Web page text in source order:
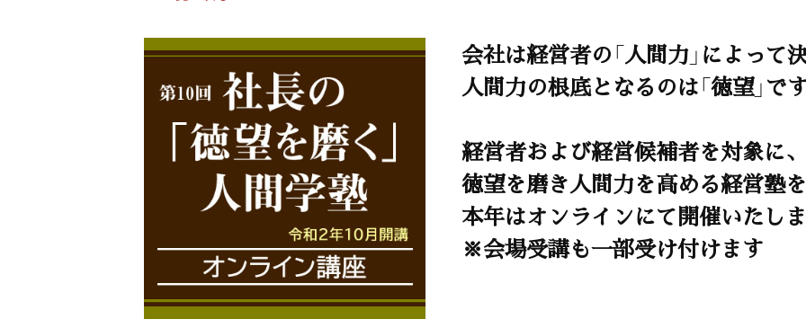
会社は経営者の「人間力」によって
人間力の根底となるのは「徳望」です
経営者および経営候補者を対象に、
徳望を磨き人間力を高める経営塾を
本年はオンラインにて開催いたしま
※会場受講も一部受け付けます